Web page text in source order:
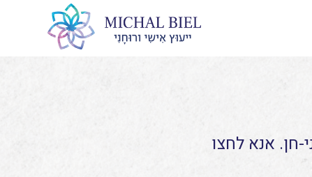
חן. אנא לחצו